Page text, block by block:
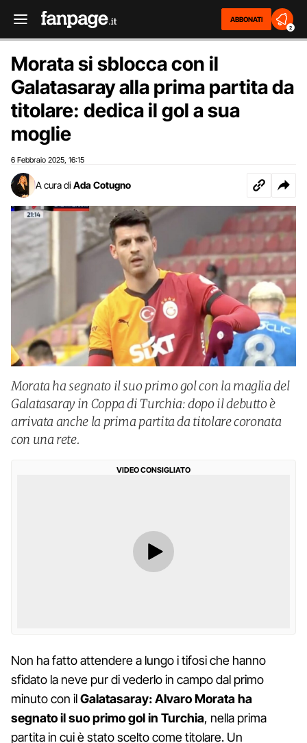
ABBONATI
2
Morata si sblocca con il
Galatasaray alla prima partita da
titolare: dedica il gol a sua
moglie
6 Febbraio 2025 16:15
A cura di Ada Cotugno
Morata ha segnato il suo primo gol con la maglia del
Galatasaray in Coppa di Turchia: dopo il debutto è
arrivata anche la prima partita da titolare coronata
con una rete.
VIDEO CONSIGLIATO
Non ha fatto attendere a lungo i tifosi che hanno
sfidato la neve pur di vederlo in campo dal primo
minuto con ilGalatasaray:Alvaro Morata ha
segnato il suo primo gol in Turchia, nella prima
partita in cui è stato scelto come titolare. Un